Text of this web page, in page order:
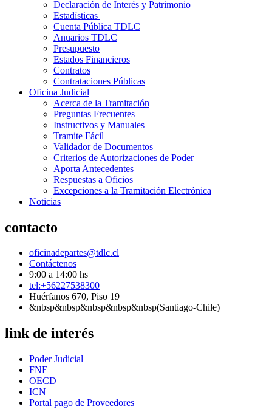
Declaración de Interés y Patrimonio
Estadísticas
Cuenta Pública TDLC
Anuarios TDLC
Presupuesto
Estados Financieros
Contratos
Contrataciones Públicas
Oficina Judicial
Acerca de la Tramitación
Preguntas Frecuentes
Instructivos y Manuales
Tramite Fácil
Validador de Documentos
Criterios de Autorizaciones de Poder
Aporta Antecedentes
Respuestas a Oficios
Excepciones a la Tramitación Electrónica
Noticias
contacto
oficinadepartes@tdlc.cl
Contáctenos
9:00 a 14:00 hs
tel:+56227538300
Huérfanos 670, Piso 19
&nbsp&nbsp&nbsp&nbsp&nbsp(Santiago-Chile)
link de interés
Poder Judicial
FNE
OECD
ICN
Portal pago de Proveedores